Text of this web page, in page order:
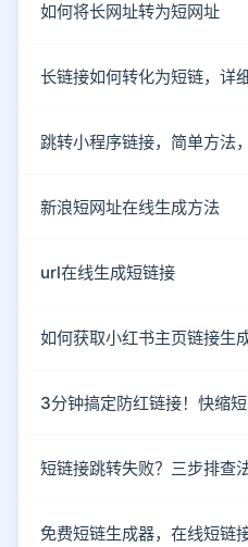
如何将长网址转为短网址
长链接如何转化为短链，详
跳转小程序链接，简单方法
新浪短网址在线生成方法
url在线生成短链接
如何获取小红书主页链接生
短链接跳转失败？三步排查
免费短链生成器，在线短链